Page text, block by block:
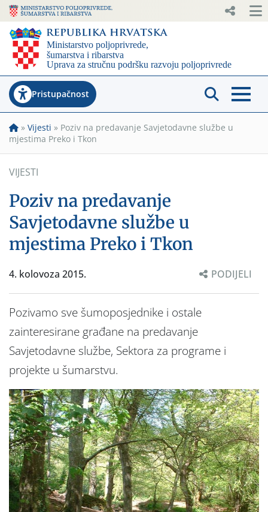
Pristupačnost
» Vijesti » Poziv na predavanje Savjetodavne službe u
mjestima Preko i Tkon
VIJESTI
Poziv na predavanje
Savjetodavne službe u
mjestima Preko i Tkon
4. kolovoza 2015. PODIJELI
Pozivamo sve šumoposjednike i ostale
zainteresirane građane na predavanje
Savjetodavne službe, Sektora za programe i
projekte u šumarstvu.